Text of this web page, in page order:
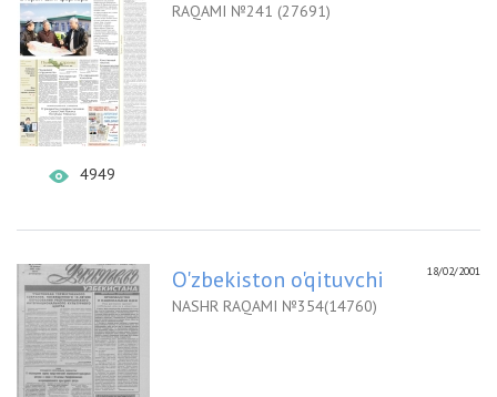
4949
RAQAMI №241 (27691)
18/02/2001
O'zbekiston o'qituvchi
NASHR RAQAMI №354(14760)